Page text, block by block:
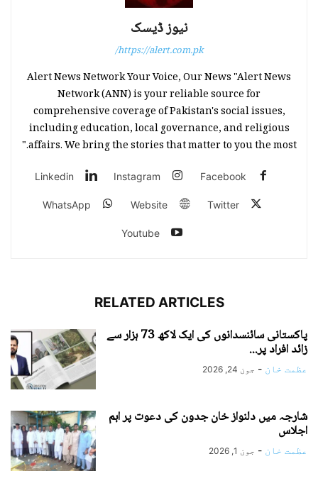
نیوز ڈیسک
https://alert.com.pk/
Alert News Network Your Voice, Our News "Alert News
Network (ANN) is your reliable source for
comprehensive coverage of Pakistan's social issues,
including education, local governance, and religious
affairs. We bring the stories that matter to you the most."
Facebook
Instagram
Linkedin
Twitter
Website
WhatsApp
Youtube
RELATED ARTICLES
پاکستانی سائنسدانوں کی ایک لاکھ 73 ہزار سے
زائد افراد پر...
عظمت خان - جون 24, 2026
شارجہ میں دلنواز خان جدون کی دعوت پر اہم
اجلاس
عظمت خان - جون 1, 2026